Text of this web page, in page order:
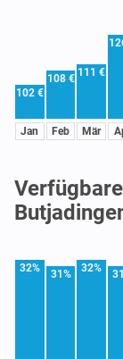
102 €
Jan
108 €
Feb
111 €
Mär
32% 31% 32%